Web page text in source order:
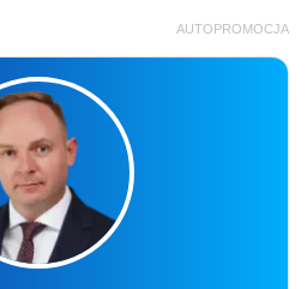
AUTOPROMOCJA